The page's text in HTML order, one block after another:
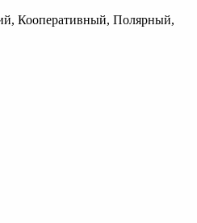
Кооперативный, Полярный,